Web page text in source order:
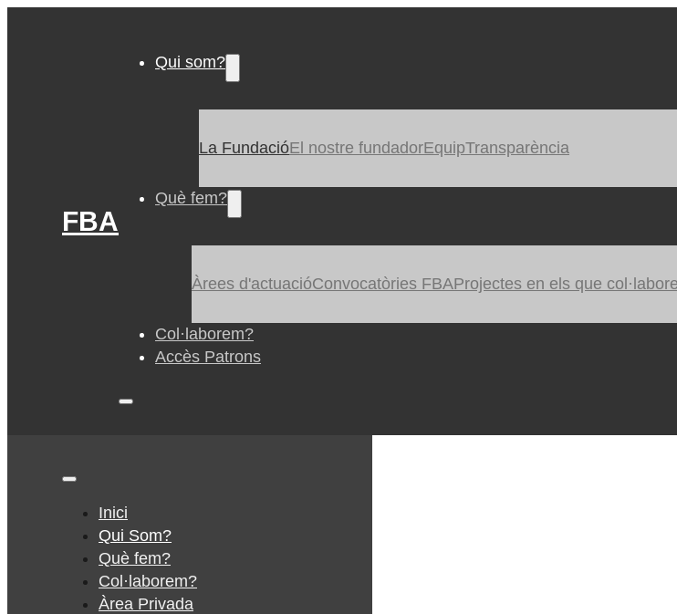
FBA
Qui som?
La FundacióEl nostre fundadorEquipTransparència
Què fem?
Àrees d'actuacióConvocatòries FBAProjectes en els que
Col·laborem?
Accès Patrons
Inici
Qui Som?
Què fem?
Col·laborem?
Àrea Privada